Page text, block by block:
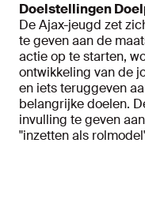
Doelstellingen
De Ajax-jeugd zet
te geven aan de
actie op te starten,
ontwikkeling van de
en iets teruggeven
belangrijke doelen.
invulling te geven
"inzetten als